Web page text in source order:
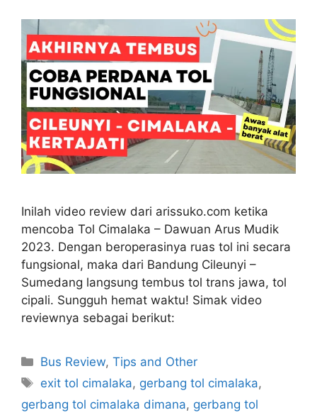
Inilah video review dari arissuko.com ketika
mencoba Tol Cimalaka – Dawuan Arus Mudik
2023. Dengan beroperasinya ruas tol ini secara
fungsional, maka dari Bandung Cileunyi –
Sumedang langsung tembus tol trans jawa, tol
cipali. Sungguh hemat waktu! Simak video
reviewnya sebagai berikut:
Categories
Bus Review,Tips and Other
Tags
exit tol cimalaka, gerbang tol cimalaka,
gerbang tol cimalaka dimana, gerbang tol